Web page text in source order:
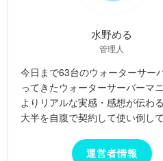
水野める
管理人
今日まで63台のウォーターサー
ってきたウォーターサーバーマニ
よりリアルな実感・感想が伝わる
大半を自腹で契約して使い倒して
運営者情報